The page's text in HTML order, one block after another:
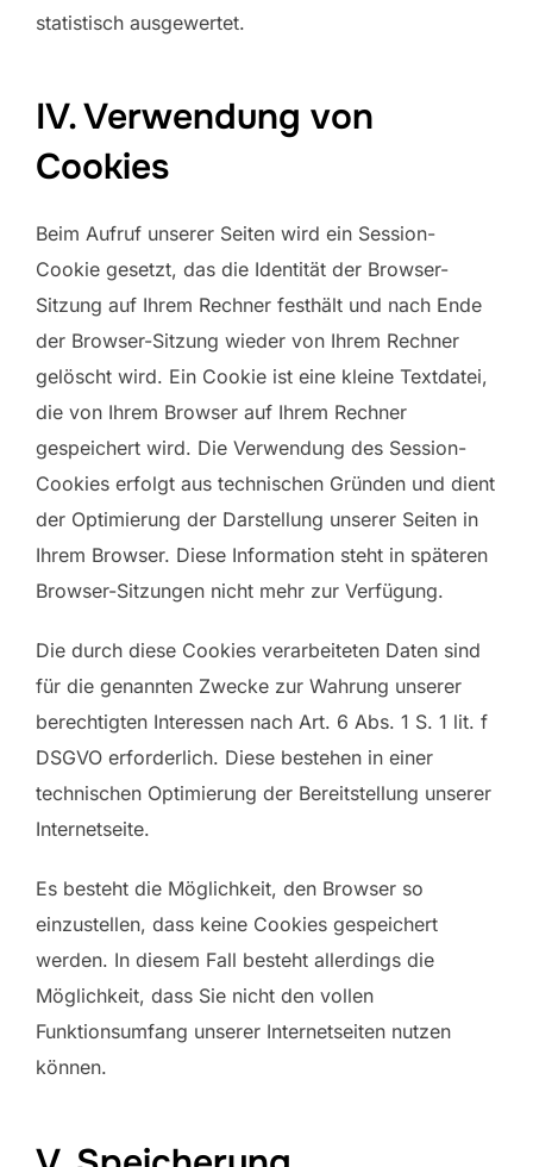
statistisch ausgewertet.
IV. Verwendung von
Cookies
Beim Aufruf unserer Seiten wird ein Session-
Cookie gesetzt, das die Identität der Browser-
Sitzung auf Ihrem Rechner festhält und nach Ende
der Browser-Sitzung wieder von Ihrem Rechner
gelöscht wird. Ein Cookie ist eine kleine Textdatei,
die von Ihrem Browser auf Ihrem Rechner
gespeichert wird. Die Verwendung des Session-
Cookies erfolgt aus technischen Gründen und dient
der Optimierung der Darstellung unserer Seiten in
Ihrem Browser. Diese Information steht in späteren
Browser-Sitzungen nicht mehr zur Verfügung.
Die durch diese Cookies verarbeiteten Daten sind
für die genannten Zwecke zur Wahrung unserer
berechtigten Interessen nach Art. 6 Abs. 1 S. 1 lit. f
DSGVO erforderlich. Diese bestehen in einer
technischen Optimierung der Bereitstellung unserer
Internetseite.
Es besteht die Möglichkeit, den Browser so
einzustellen, dass keine Cookies gespeichert
werden. In diesem Fall besteht allerdings die
Möglichkeit, dass Sie nicht den vollen
Funktionsumfang unserer Internetseiten nutzen
können.